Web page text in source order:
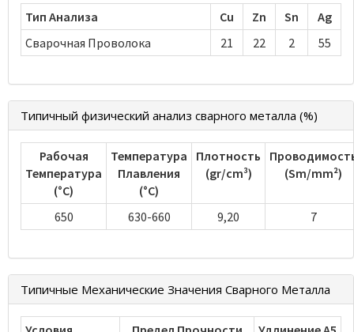
Тип Анализа Cu Zn Sn
Ag
Сварочная Проволока
21 22 2 55
Типичный физический анализ сварного металла (%)
Рабочая
Температура
(°C)
Температура
Плавления
(°C)
Плотность
(gr/cm³)
(Sm/mm²)
650 630-660 9,20 7
Типичные Механические Значения Сварного Металла